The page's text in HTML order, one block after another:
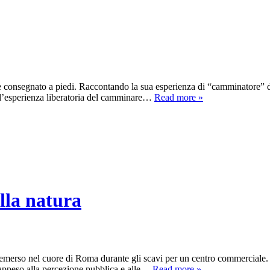
a piedi. Raccontando la sua esperienza di
liberatoria del camminare… Read more »
natura
nel cuore di Roma durante gli scavi per un centro